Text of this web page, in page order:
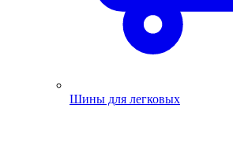
Шины для легковых